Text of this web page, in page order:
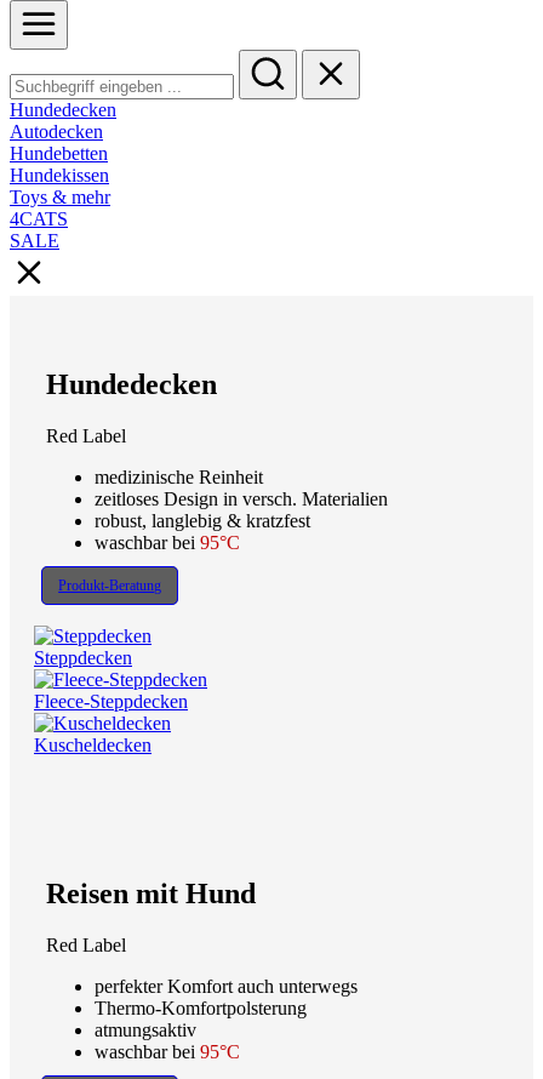
Hundedecken
Autodecken
Hundebetten
Hundekissen
Toys & mehr
4CATS
SALE
Hundedecken
Red Label
medizinische Reinheit
zeitloses Design in versch. Materialien
robust, langlebig & kratzfest
waschbar bei 95°C
Produkt-Beratung
Steppdecken
Fleece-Steppdecken
Kuscheldecken
Reisen mit Hund
Red Label
perfekter Komfort auch unterwegs
Thermo-Komfortpolsterung
atmungsaktiv
waschbar bei 95°C